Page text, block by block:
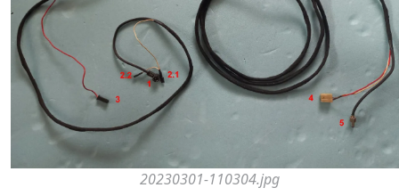
20230301-110304.jpg